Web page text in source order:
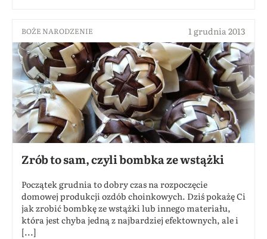
BOŻE NARODZENIE 1 grudnia 2013
Zrób to sam, czyli bombka ze wstążki
Początek grudnia to dobry czas na rozpoczęcie
domowej produkcji ozdób choinkowych. Dziś pokażę Ci
jak zrobić bombkę ze wstążki lub innego materiału,
która jest chyba jedną z najbardziej efektownych, ale i
[...]